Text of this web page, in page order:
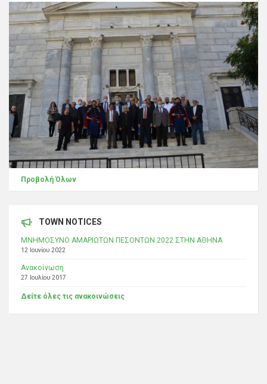
Προβολή Όλων
TOWN NOTICES
ΜΝΗΜΟΣΥΝΟ ΑΜΑΡΙΩΤΩΝ ΠΕΣΟΝΤΩΝ 2022 ΣΤΗΝ ΑΘΗΝΑ
12 Ιουνίου 2022
Ανακοίνωση
27 Ιουλίου 2017
Δείτε όλες τις ανακοινώσεις